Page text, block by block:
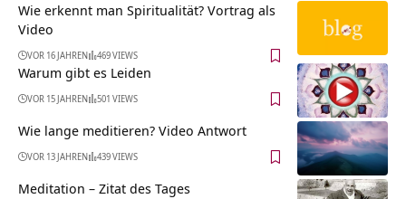
Wie erkennt man Spiritualität? Vortrag als
Video
VOR 16 JAHREN 469 VIEWS
Warum gibt es Leiden
VOR 15 JAHREN 501 VIEWS
Wie lange meditieren? Video Antwort
VOR 13 JAHREN 439 VIEWS
Meditation – Zitat des Tages